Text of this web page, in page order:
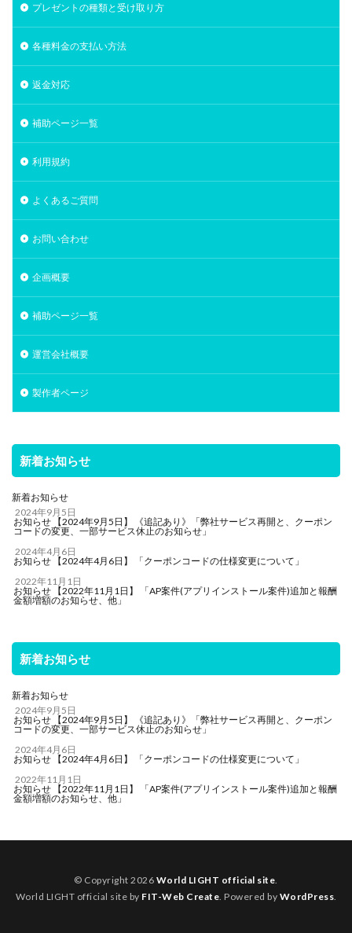
プレゼントの種類と受け取り方
各種料金の支払い方法
返金対応
補助ページ一覧
利用規約
よくあるご質問
お問い合わせ
企画概要
補助ページ一覧
運営会社概要
製作者ページ
新着お知らせ
新着お知らせ
2024年9月5日
お知らせ 【2024年9月5日】 《追記あり》「弊社サービス再開と、クーポン
コードの変更、一部サービス休止のお知らせ」
2024年4月6日
お知らせ 【2024年4月6日】 「クーポンコードの仕様変更について」
2022年11月1日
お知らせ 【2022年11月1日】 「AP案件(アプリインストール案件)追加と報酬
金額増額のお知らせ、他」
新着お知らせ
新着お知らせ
2024年9月5日
お知らせ 【2024年9月5日】 《追記あり》「弊社サービス再開と、クーポン
コードの変更、一部サービス休止のお知らせ」
2024年4月6日
お知らせ 【2024年4月6日】 「クーポンコードの仕様変更について」
2022年11月1日
お知らせ 【2022年11月1日】 「AP案件(アプリインストール案件)追加と報酬
金額増額のお知らせ、他」
© Copyright 2026 World LIGHT official site.
World LIGHT official site by FIT-Web Create. Powered by WordPress.